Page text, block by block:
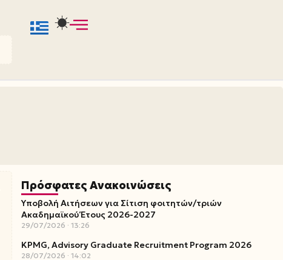
Πρόσφατες Ανακοινώσεις
Υποβολή Αιτήσεων για Σίτιση φοιτητών/τριών
Ακαδημαϊκού Έτους 2026-2027
29/07/2026 13:26
KPMG, Advisory Graduate Recruitment Program 2026
28/07/2026 14:02